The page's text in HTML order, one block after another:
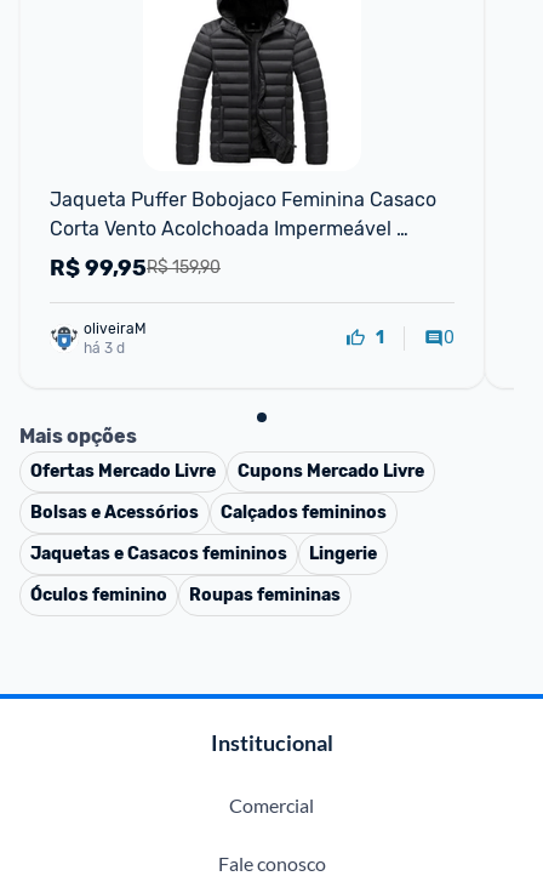
Jaqueta Puffer Bobojaco Feminina Casaco
Corta Vento Acolchoada Impermeável
Bolsos Capuz Removível
R$ 159,90
R$99,95
oliveiraM
há 3 d
1 0
Mais opções
Ofertas Mercado Livre Cupons Mercado Livre
Bolsas e Acessórios
Calçados femininos
Jaquetas e Casacos femininos
Lingerie
Óculos feminino
Roupas femininas
Institucional
Comercial
Fale conosco